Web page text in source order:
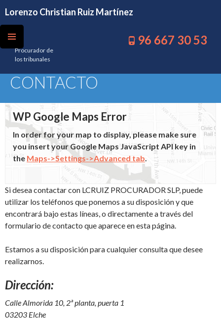
Lorenzo Christian Ruiz Martínez
96 667 30 53
AL
CONTENIDO
Procurador de
los tribunales
CONTACTO
WP Google Maps Error
In order for your map to display, please make sure
you insert your Google Maps JavaScript API key in
the Maps->Settings->Advanced tab.
Si desea contactar con LCRUIZ PROCURADOR SLP, puede
utilizar los teléfonos que ponemos a su disposición y que
encontrará bajo estas líneas, o directamente a través del
formulario de contacto que aparece en esta página.
Estamos a su disposición para cualquier consulta que desee
realizarnos.
Dirección:
Calle Almorida 10, 2ª planta, puerta 1
03203 Elche